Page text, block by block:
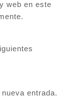
web en este
entrada.